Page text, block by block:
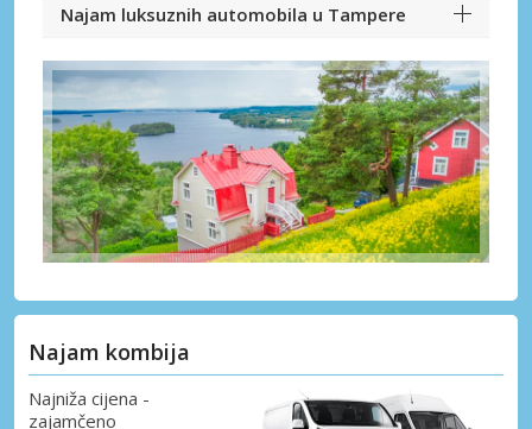
Najam luksuznih automobila u Tampere
Najam kombija
Najniža cijena -
zajamčeno